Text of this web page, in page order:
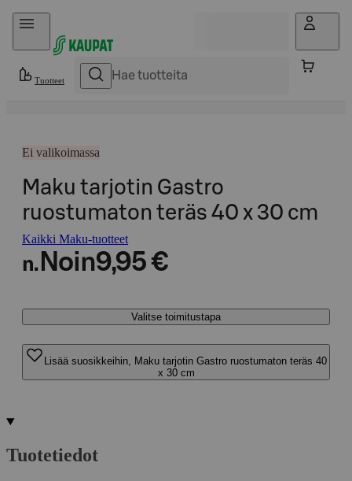
Hyppää sisältöön
Tuotteet
Ei valikoimassa
Maku tarjotin Gastro
ruostumaton teräs 40 x 30 cm
Kaikki Maku-tuotteet
n. Noin9,95 €
Valitse toimitustapa
Lisää suosikkeihin, Maku tarjotin Gastro ruostumaton teräs 40
x 30 cm
Tuotetiedot